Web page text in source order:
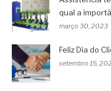
qual a
março 30, 2023
Feliz Dia do
setembro 15,